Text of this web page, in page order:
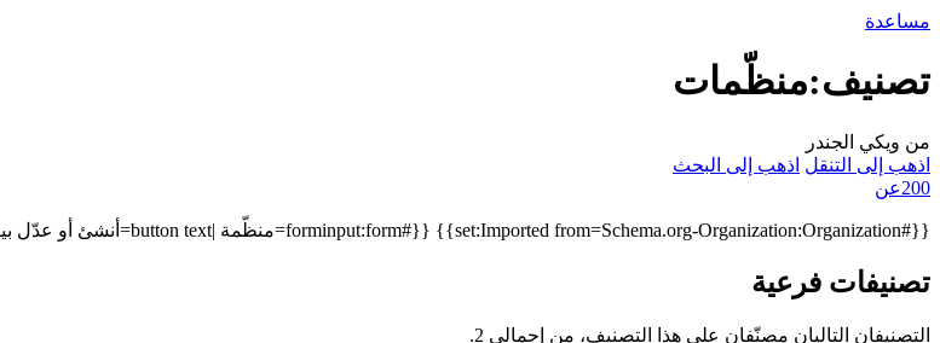
مساعدة
تصنيف:منظّمات
من ويكي الجندر
اذهب إلى التنقل اذهب إلى البحث
200عن
{{#set:Imported from=Schema.org-Organization:Organization}} {{#forminput:form=منظّمة |button text=أنشئ أو عدّل بيانات منظّمة |autocomplete on category=منظّمات |no autofocus }}
تصنيفات فرعية
التصنيفان التاليان مصنّفان على هذا التصنيف، من إجمالي 2.